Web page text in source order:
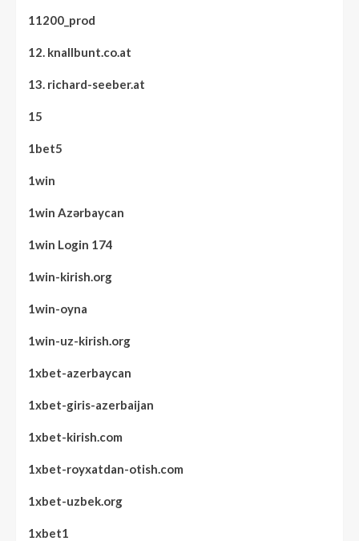
11200_prod
12. knallbunt.co.at
13. richard-seeber.at
15
1bet5
1win
1win Azərbaycan
1win Login 174
1win-kirish.org
1win-oyna
1win-uz-kirish.org
1xbet-azerbaycan
1xbet-giris-azerbaijan
1xbet-kirish.com
1xbet-royxatdan-otish.com
1xbet-uzbek.org
1xbet1